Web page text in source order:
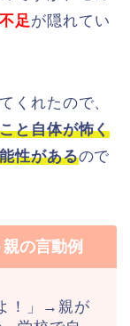
足 が隠れてい
くれたので、
と自体が怖く
性があるので
の言動例
！」→親が